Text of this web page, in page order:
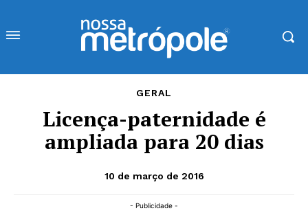
GERAL
Licença-paternidade é
ampliada para 20 dias
10 de março de 2016
- Publicidade -